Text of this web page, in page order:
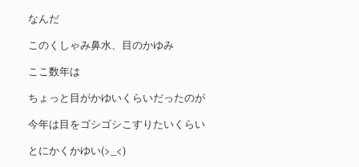
なんだ
このくしゃみ鼻水、目のかゆみ
ここ数年は
ちょっと目がかゆいくらいだったのが
今年は目をゴシゴシこすりたいくらい
とにかくかゆい(>_<)